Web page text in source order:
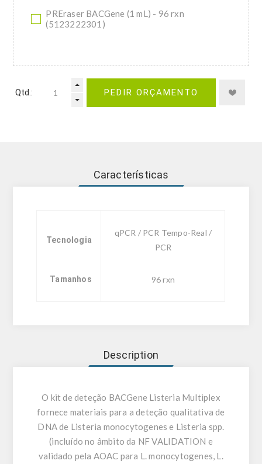
PREraser BACGene (1 mL) - 96 rxn
(5123222301)
Qtd.: PEDIR ORÇAMENTO
Características
Tecnologia
qPCR / PCR Tempo-Real /
PCR
Tamanhos 96 rxn
Description
O kit de deteção BACGene Listeria Multiplex
fornece materiais para a deteção qualitativa de
DNA de Listeria monocytogenes e Listeria spp.
(incluído no âmbito da NF VALIDATION e
validado pela AOAC para L. monocytogenes, L.